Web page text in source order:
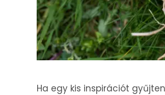
Ha egy kis inspirációt